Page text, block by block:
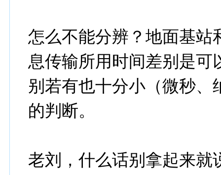
怎么不能分辨？地面基站
息传输所用时间差别是可
别若有也十分小（微秒、
的判断。
老刘，什么话别拿起来就